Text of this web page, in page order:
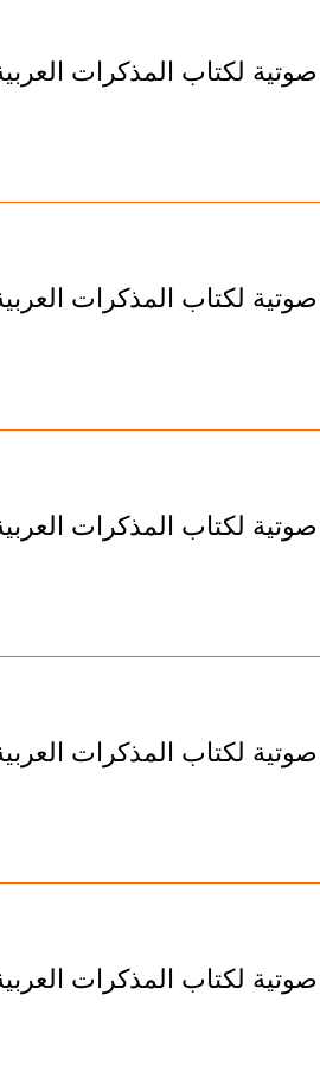
لكتاب المذكرات العربية
لكتاب المذكرات العربية
لكتاب المذكرات العربية
لكتاب المذكرات العربية
لكتاب المذكرات العربية